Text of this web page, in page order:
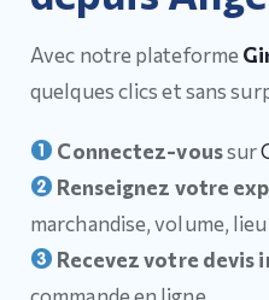
Avec notre plateforme
quelques clics et sans
Connectez-voussur
Renseignez votre
marchandise, volume,
Recevez votre devis